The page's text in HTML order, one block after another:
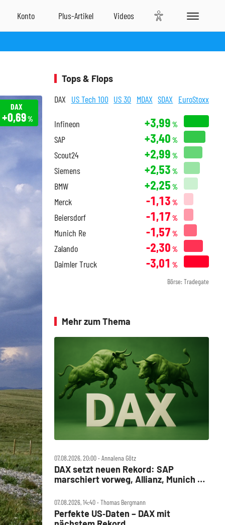
DAX
+0,69%
Tops & Flops
DAX US Tech 100 US 30 MDAX SDAX EuroStoxx
Infineon +3,99 %
SAP +3,40 %
Scout24 +2,99 %
Siemens +2,53 %
BMW +2,25 %
Merck -1,13 %
Beiersdorf -1,17 %
Munich Re -1,57 %
Zalando -2,30 %
Daimler Truck -3,01 %
Börse: Tradegate
Mehr zum Thema
07.08.2026, 20:00 ‧ Annalena Götz
DAX setzt neuen Rekord: SAP
marschiert vorweg, Allianz, Munich Re
07.08.2026, 14:40 ‧ Thomas Bergmann
Perfekte US‑Daten – DAX mit